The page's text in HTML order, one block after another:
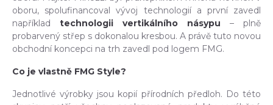
oboru, spolufinancoval vývoj technologií a první zavedl
například technologii vertikálního násypu – plně
probarvený střep s dokonalou kresbou. A právě tuto novou
obchodní koncepci na trh zavedl pod logem FMG.
Co je vlastně FMG Style?
Jednotlivé výrobky jsou kopií přírodních předloh. Do této